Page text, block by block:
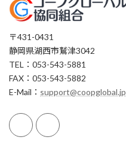
〒431-0431
静岡県湖西市鷲津3042
TEL：053-543-5881
FAX：053-543-5882
E-Mail： support@coopglobal.jp